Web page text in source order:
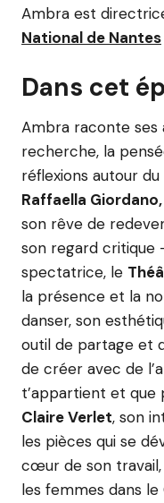
Ambra est
National de Nantes
Dans cet
Ambra raconte ses
recherche, la
réflexions autour
Raffaella
son rêve de
son regard critique
spectatrice, le
la présence et la
danser, son
outil de partage et
de créer avec de
t’appartient et que
Claire Verlet, son
les pièces qui se
cœur de son travail,
les femmes dans le